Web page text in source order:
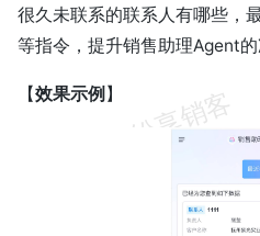
很久未联系的联系人有哪些，
等指令，提升销售助理Agent的
【效果示例 】